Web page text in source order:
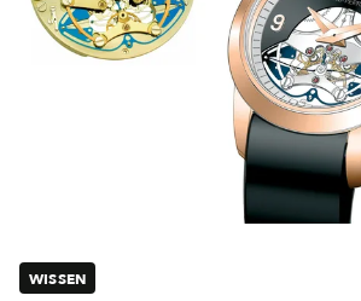
WISSEN